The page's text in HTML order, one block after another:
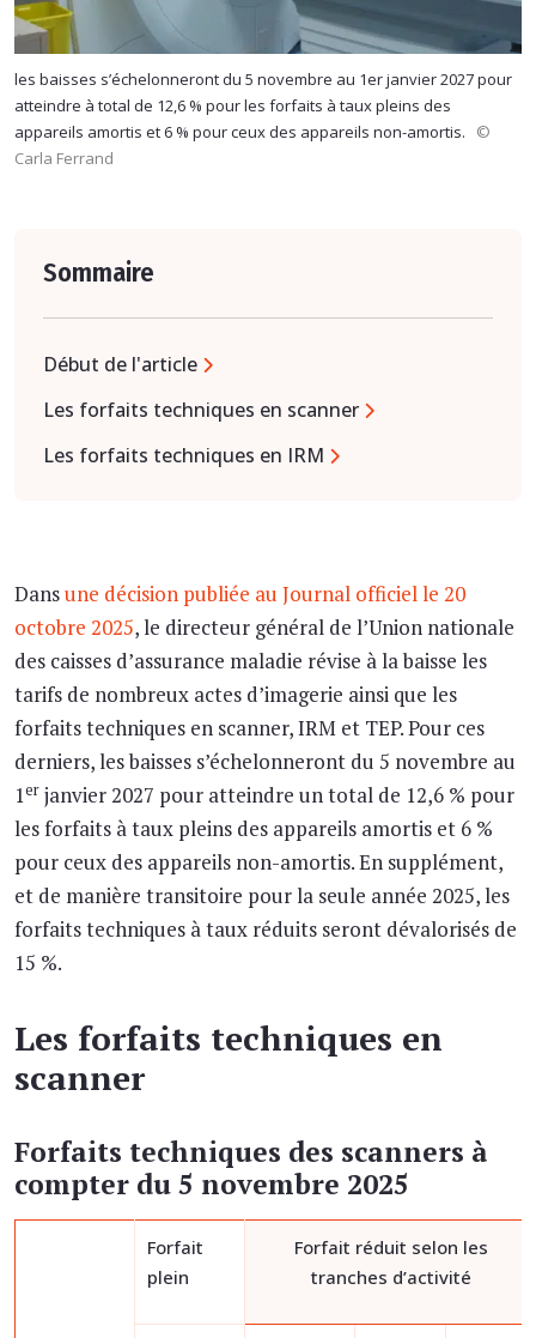
les baisses s’échelonneront du 5 novembre au 1er janvier 2027 pour
atteindre à total de 12,6 % pour les forfaits à taux pleins des
appareils amortis et 6 % pour ceux des appareils non-amortis.
©
Carla Ferrand
Dansune décision publiée au Journal officiel le 20
octobre 2025, le directeur général de l’Union nationale
des caisses d’assurance maladie révise à la baisse les
tarifs de nombreux actes d’imagerie ainsi que les
forfaits techniques en scanner, IRM et TEP. Pour ces
derniers, les baisses s’échelonneront du 5 novembre au
1er janvier 2027 pour atteindre un total de 12,6 % pour
les forfaits à taux pleins des appareils amortis et 6 %
pour ceux des appareils non-amortis. En supplément,
et de manière transitoire pour la seule année 2025, les
forfaits techniques à taux réduits seront dévalorisés de
15 %.
Les forfaits techniques en
scanner
Forfaits techniques des scanners à
compter du 5 novembre 2025
Forfait
plein
Forfait réduit selon les
tranches d’activité
Sommaire
Début de l'article
Les forfaits techniques en scanner
Les forfaits techniques en IRM